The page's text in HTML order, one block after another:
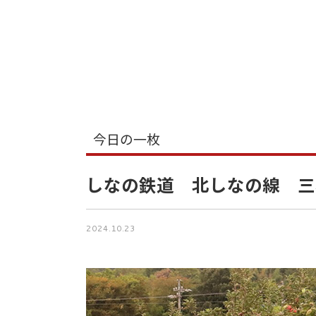
今日の一枚
しなの鉄道 北しなの線 三
2024.10.23